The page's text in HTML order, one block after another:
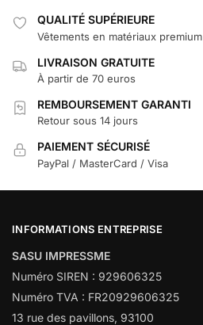
QUALITÉ SUPÉRIEURE
Vêtements en matériaux premium
LIVRAISON GRATUITE
À partir de 70 euros
REMBOURSEMENT GARANTI
Retour sous 14 jours
PAIEMENT SÉCURISÉ
PayPal / MasterCard / Visa
INFORMATIONS ENTREPRISE
SASU IMPRESSME
Numéro SIREN : 929606325
Numéro TVA : FR20929606325
13 rue des pavillons, 93100